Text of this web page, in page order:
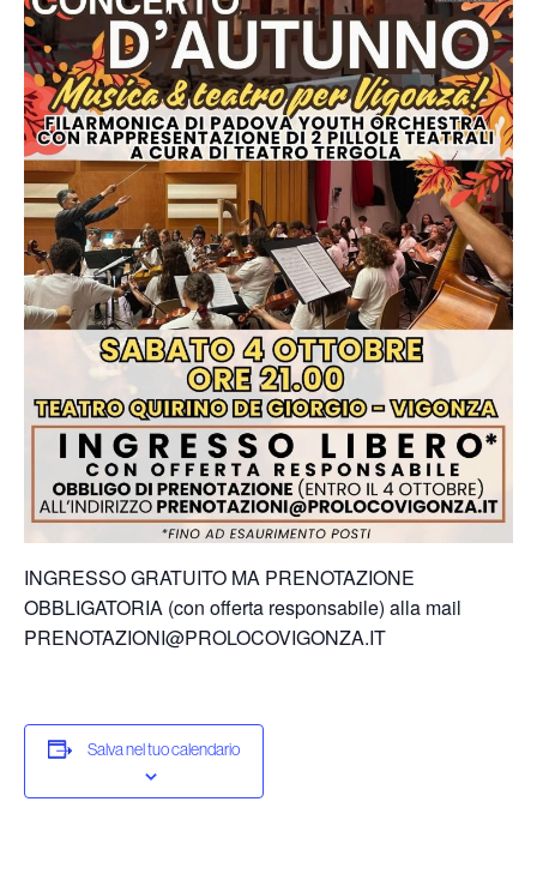
INGRESSO GRATUITO MA PRENOTAZIONE
OBBLIGATORIA (con offerta responsabile) alla mail
PRENOTAZIONI@PROLOCOVIGONZA.IT
Salva nel tuo calendario